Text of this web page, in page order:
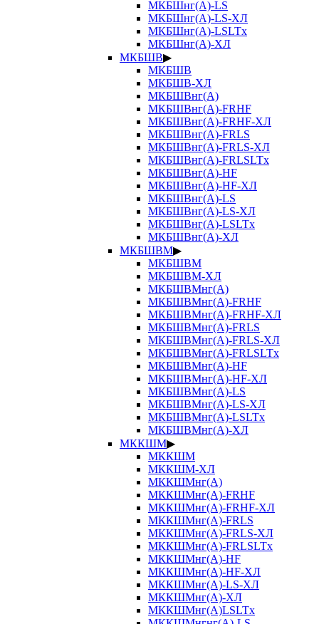
МКБШнг(А)-LS
МКБШнг(А)-LS-ХЛ
МКБШнг(А)-LSLTx
МКБШнг(А)-ХЛ
МКБШВ▶
МКБШВ
МКБШВ-ХЛ
МКБШВнг(А)
МКБШВнг(А)-FRHF
МКБШВнг(А)-FRHF-ХЛ
МКБШВнг(А)-FRLS
МКБШВнг(А)-FRLS-ХЛ
МКБШВнг(А)-FRLSLTx
МКБШВнг(А)-HF
МКБШВнг(А)-HF-ХЛ
МКБШВнг(А)-LS
МКБШВнг(А)-LS-ХЛ
МКБШВнг(А)-LSLTx
МКБШВнг(А)-ХЛ
МКБШВМ▶
МКБШВМ
МКБШВМ-ХЛ
МКБШВМнг(А)
МКБШВМнг(А)-FRHF
МКБШВМнг(А)-FRHF-ХЛ
МКБШВМнг(А)-FRLS
МКБШВМнг(А)-FRLS-ХЛ
МКБШВМнг(А)-FRLSLTx
МКБШВМнг(А)-HF
МКБШВМнг(А)-HF-ХЛ
МКБШВМнг(А)-LS
МКБШВМнг(А)-LS-ХЛ
МКБШВМнг(А)-LSLTx
МКБШВМнг(А)-ХЛ
МККШМ▶
МККШМ
МККШМ-ХЛ
МККШМнг(А)
МККШМнг(А)-FRHF
МККШМнг(А)-FRHF-ХЛ
МККШМнг(А)-FRLS
МККШМнг(А)-FRLS-ХЛ
МККШМнг(А)-FRLSLTx
МККШМнг(А)-HF
МККШМнг(А)-HF-ХЛ
МККШМнг(А)-LS-ХЛ
МККШМнг(А)-ХЛ
МККШМнг(А)LSLTx